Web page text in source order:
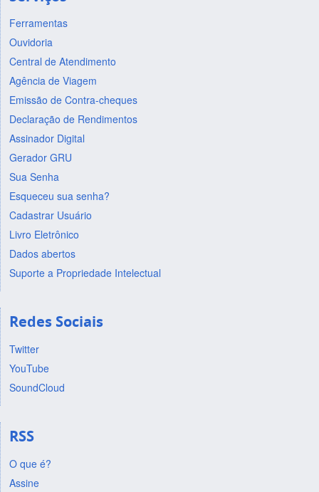
Ferramentas
Ouvidoria
Central de Atendimento
Agência de Viagem
Emissão de Contra-cheques
Declaração de Rendimentos
Assinador Digital
Gerador GRU
Sua Senha
Esqueceu sua senha?
Cadastrar Usuário
Livro Eletrônico
Dados abertos
Suporte a Propriedade Intelectual
Redes Sociais
Twitter
YouTube
SoundCloud
RSS
O que é?
Assine